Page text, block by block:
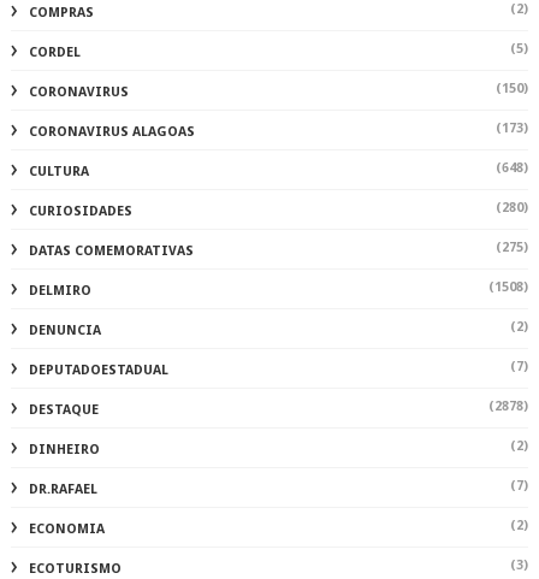
COMPRAS (2)
CORDEL (5)
CORONAVIRUS (150)
CORONAVIRUS ALAGOAS (173)
CULTURA (648)
CURIOSIDADES (280)
DATAS COMEMORATIVAS (275)
DELMIRO (1508)
DENUNCIA (2)
DEPUTADOESTADUAL (7)
DESTAQUE (2878)
DINHEIRO (2)
DR.RAFAEL (7)
ECONOMIA (2)
ECOTURISMO (3)